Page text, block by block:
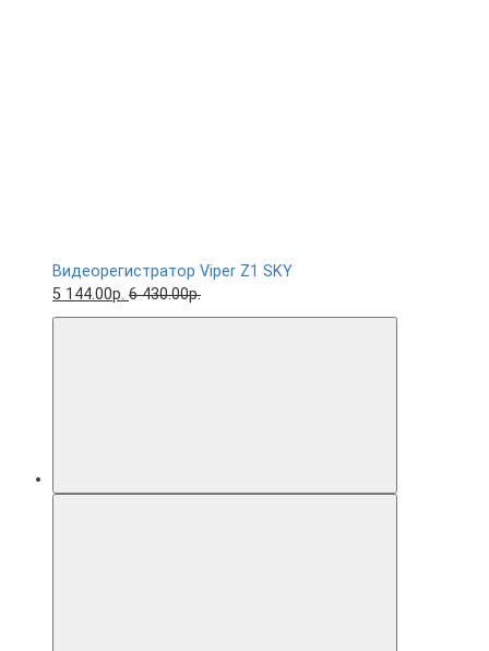
Видеорегистратор Viper Z1 SKY
5 144.00р. 6 430.00р.